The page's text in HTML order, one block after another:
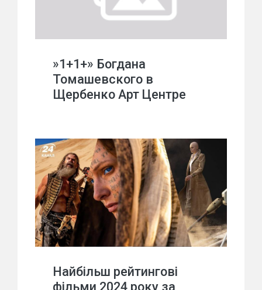
»1+1+» Богдана
Томашевского в
Щербенко Арт Центре
Найбільш рейтингові
фільми 2024 року за